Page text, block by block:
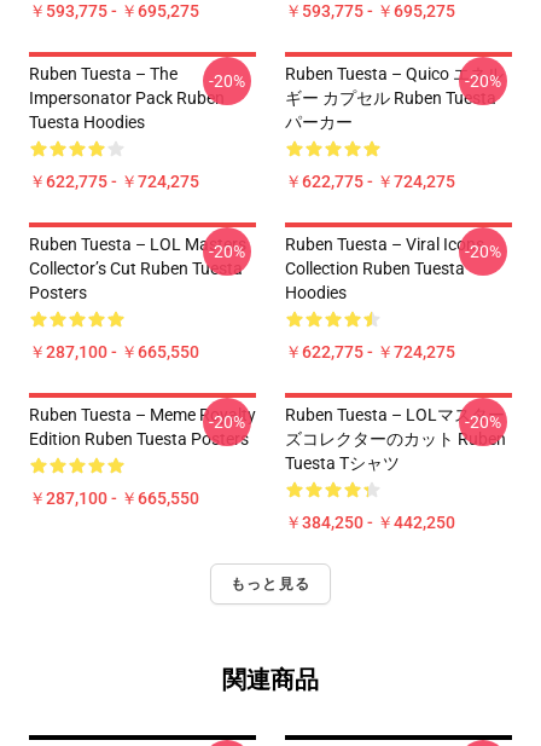
￥593,775 - ￥695,275 ￥593,775 - ￥695,275
Ruben Tuesta – The
Impersonator Pack Ruben
Tuesta Hoodies
￥622,775 - ￥724,275
-20%
Ruben Tuesta – Quico エネル
ギー カプセル Ruben Tuesta
パーカー
￥622,775 - ￥724,275
-20%
Ruben Tuesta – LOL Masters
Collector’s Cut Ruben Tuesta
Posters
￥287,100 - ￥665,550
-20%
Ruben Tuesta – Viral Icons
Collection Ruben Tuesta
Hoodies
￥622,775 - ￥724,275
-20%
Ruben Tuesta – Meme Royalty
Edition Ruben Tuesta Posters
￥287,100 - ￥665,550
-20%
Ruben Tuesta – LOLマスター
ズコレクターのカット Ruben
Tuesta Tシャツ
￥384,250 - ￥442,250
-20%
もっと見る
関連商品